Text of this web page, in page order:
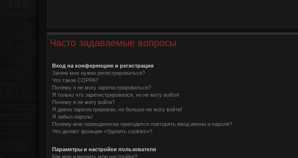
Часто задаваемые вопросы
Вход на конференцию и регистрация
Зачем мне нужно регистрироваться?
Что такое COPPA?
Почему я не могу зарегистрироваться?
Я только что зарегистрировался, но не могу войти!
Почему я не могу войти?
Я давно зарегистрирован, но больше не могу войти!
Я забыл пароль!
Почему мне периодически приходится повторять ввод имени и пароля?
Что делает функция «Удалить cookies»?
Параметры и настройки пользователя
Как мне изменить мои настройки?